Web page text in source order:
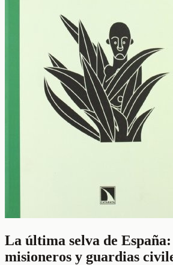
La última selva de
misioneros y guardias